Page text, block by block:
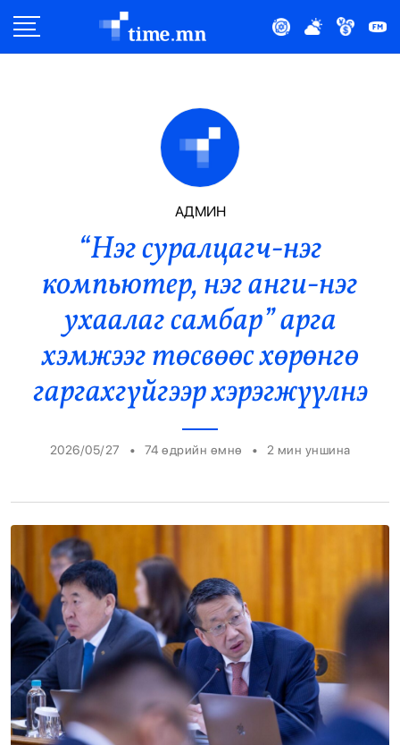
Эдийн Засаг
Нийтлэлчийн Булан
Эрүүл Мэнд
Орон Нутаг
Спорт
Энтертайнмент
АДМИН
“Нэг суралцагч-нэг
компьютер, нэг анги-нэг
ухаалаг самбар” арга
хэмжээг төсвөөс хөрөнгө
гаргахгүйгээр хэрэгжүүлнэ
2026/05/27 • 74 өдрийн өмнө • 2 мин уншина